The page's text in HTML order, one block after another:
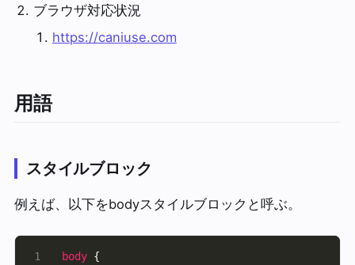
ブラウザ対応状況
https://caniuse.com
用語
スタイルブロック
例えば、以下をbodyスタイルブロックと呼ぶ。
body